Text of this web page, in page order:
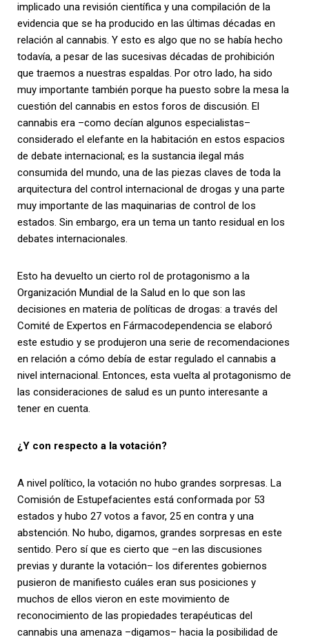
implicado una revisión científica y una compilación de la
evidencia que se ha producido en las últimas décadas en
relación al cannabis. Y esto es algo que no se había hecho
todavía, a pesar de las sucesivas décadas de prohibición
que traemos a nuestras espaldas. Por otro lado, ha sido
muy importante también porque ha puesto sobre la mesa la
cuestión del cannabis en estos foros de discusión. El
cannabis era –como decían algunos especialistas–
considerado el elefante en la habitación en estos espacios
de debate internacional; es la sustancia ilegal más
consumida del mundo, una de las piezas claves de toda la
arquitectura del control internacional de drogas y una parte
muy importante de las maquinarias de control de los
estados. Sin embargo, era un tema un tanto residual en los
debates internacionales.
Esto ha devuelto un cierto rol de protagonismo a la
Organización Mundial de la Salud en lo que son las
decisiones en materia de políticas de drogas: a través del
Comité de Expertos en Fármacodependencia se elaboró
este estudio y se produjeron una serie de recomendaciones
en relación a cómo debía de estar regulado el cannabis a
nivel internacional. Entonces, esta vuelta al protagonismo de
las consideraciones de salud es un punto interesante a
tener en cuenta.
¿Y con respecto a la votación?
A nivel político, la votación no hubo grandes sorpresas. La
Comisión de Estupefacientes está conformada por 53
estados y hubo 27 votos a favor, 25 en contra y una
abstención. No hubo, digamos, grandes sorpresas en este
sentido. Pero sí que es cierto que –en las discusiones
previas y durante la votación– los diferentes gobiernos
pusieron de manifiesto cuáles eran sus posiciones y
muchos de ellos vieron en este movimiento de
reconocimiento de las propiedades terapéuticas del
cannabis una amenaza –digamos– hacia la posibilidad de